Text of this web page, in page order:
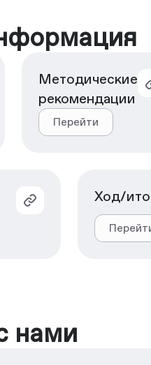
Методические
рекомендации
Перейти
Ход/
нами